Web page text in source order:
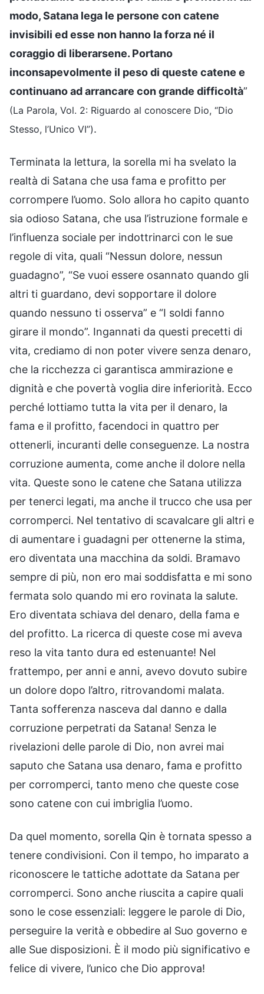
modo, Satana lega le persone con catene
invisibili ed esse non hanno la forza né il
coraggio di liberarsene. Portano
inconsapevolmente il peso di queste catene e
continuano ad arrancare con grande difficoltà”
(La Parola, Vol. 2: Riguardo al conoscere Dio, “Dio
Stesso, l’Unico VI”).
Terminata la lettura, la sorella mi ha svelato la
realtà di Satana che usa fama e profitto per
corrompere l’uomo. Solo allora ho capito quanto
sia odioso Satana, che usa l’istruzione formale e
l’influenza sociale per indottrinarci con le sue
regole di vita, quali “Nessun dolore, nessun
guadagno”, “Se vuoi essere osannato quando gli
altri ti guardano, devi sopportare il dolore
quando nessuno ti osserva” e “I soldi fanno
girare il mondo”. Ingannati da questi precetti di
vita, crediamo di non poter vivere senza denaro,
che la ricchezza ci garantisca ammirazione e
dignità e che povertà voglia dire inferiorità. Ecco
perché lottiamo tutta la vita per il denaro, la
fama e il profitto, facendoci in quattro per
ottenerli, incuranti delle conseguenze. La nostra
corruzione aumenta, come anche il dolore nella
vita. Queste sono le catene che Satana utilizza
per tenerci legati, ma anche il trucco che usa per
corromperci. Nel tentativo di scavalcare gli altri e
di aumentare i guadagni per ottenerne la stima,
ero diventata una macchina da soldi. Bramavo
sempre di più, non ero mai soddisfatta e mi sono
fermata solo quando mi ero rovinata la salute.
Ero diventata schiava del denaro, della fama e
del profitto. La ricerca di queste cose mi aveva
reso la vita tanto dura ed estenuante! Nel
frattempo, per anni e anni, avevo dovuto subire
un dolore dopo l’altro, ritrovandomi malata.
Tanta sofferenza nasceva dal danno e dalla
corruzione perpetrati da Satana! Senza le
rivelazioni delle parole di Dio, non avrei mai
saputo che Satana usa denaro, fama e profitto
per corromperci, tanto meno che queste cose
sono catene con cui imbriglia l’uomo.
Da quel momento, sorella Qin è tornata spesso a
tenere condivisioni. Con il tempo, ho imparato a
riconoscere le tattiche adottate da Satana per
corromperci. Sono anche riuscita a capire quali
sono le cose essenziali: leggere le parole di Dio,
perseguire la verità e obbedire al Suo governo e
alle Sue disposizioni. È il modo più significativo e
felice di vivere, l’unico che Dio approva!